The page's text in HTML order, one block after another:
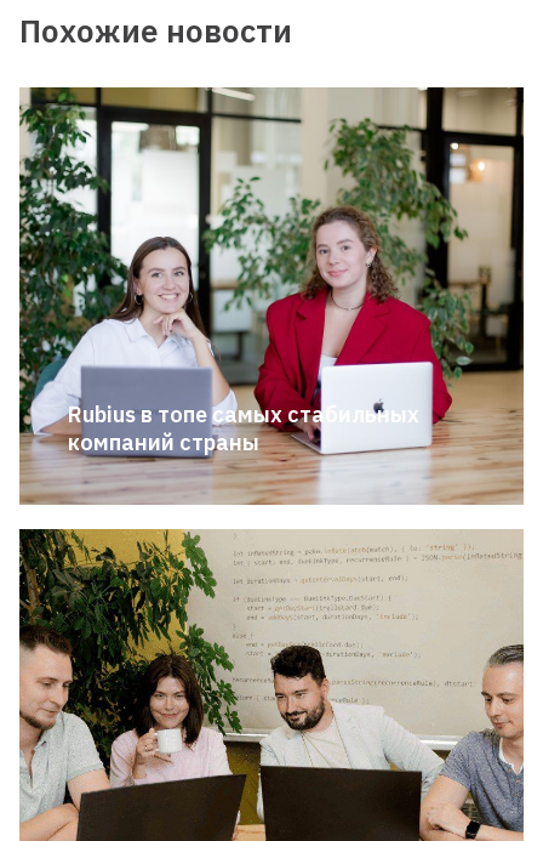
Похожие новости
Rubius в топе самых стабильных
компаний страны